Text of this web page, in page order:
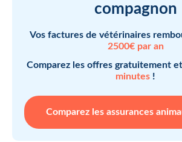
compagnon
Vos factures de vétérinaires
2500€ par an
Comparez les offres gratuitement
minutes !
Comparez les assurances